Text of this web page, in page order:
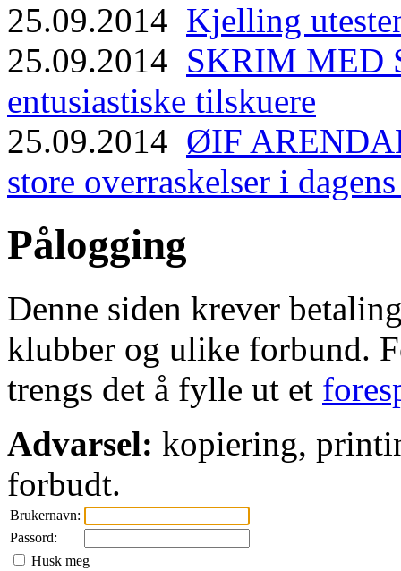
25.09.2014 Kjelling
25.09.2014 SKRIM MED
entusiastiske tilskuere
25.09.2014 ØIF
store overraskelser i
Pålogging
Denne siden krever
klubber og ulike forbund.
trengs det å fylle ut et
Advarsel: kopiering,
forbudt.
Brukernavn:
Passord:
Husk meg